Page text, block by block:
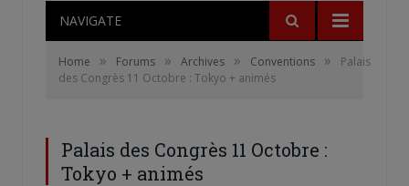
NAVIGATE
Home » Forums » Archives » Conventions »
Palais
des Congrès 11 Octobre : Tokyo + animés
Palais des Congrès 11 Octobre :
Tokyo + animés